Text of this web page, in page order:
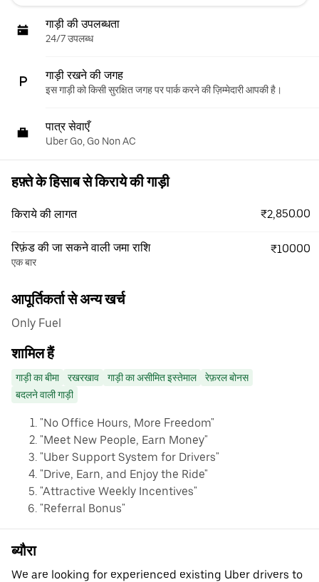
गाड़ी की उपलब्धता
24/7 उपलब्ध
गाड़ी रखने की जगह
इस गाड़ी को किसी सुरक्षित जगह पर पार्क करने की ज़िम्मेदारी आपकी है।
पात्र सेवाएँ
Uber Go, Go Non AC
हफ़्ते के हिसाब से किराये की गाड़ी
किराये की लागत ₹2,850.00
रिफ़ंड की जा सकने वाली जमा राशि
एक बार
₹10000
आपूर्तिकर्ता से अन्य खर्च
Only Fuel
शामिल हैं
गाड़ी का बीमा रखरखाव गाड़ी का असीमित इस्तेमाल
रेफ़रल बोनस
बदलने वाली गाड़ी
"No Office Hours, More Freedom"
"Meet New People, Earn Money"
"Uber Support System for Drivers"
"Drive, Earn, and Enjoy the Ride"
"Attractive Weekly Incentives"
"Referral Bonus"
ब्यौरा
We are looking for experienced existing Uber drivers to